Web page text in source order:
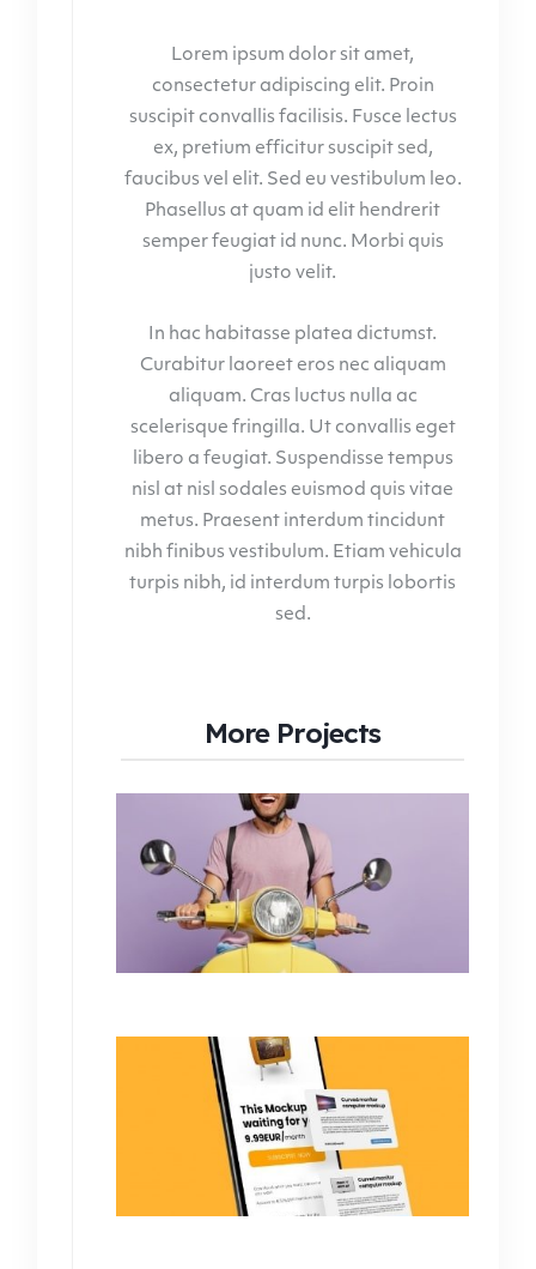
Lorem ipsum dolor sit amet,
consectetur adipiscing elit. Proin
suscipit convallis facilisis. Fusce lectus
ex, pretium efficitur suscipit sed,
faucibus vel elit. Sed eu vestibulum leo.
Phasellus at quam id elit hendrerit
semper feugiat id nunc. Morbi quis
justo velit.
In hac habitasse platea dictumst.
Curabitur laoreet eros nec aliquam
aliquam. Cras luctus nulla ac
scelerisque fringilla. Ut convallis eget
libero a feugiat. Suspendisse tempus
nisl at nisl sodales euismod quis vitae
metus. Praesent interdum tincidunt
nibh finibus vestibulum. Etiam vehicula
turpis nibh, id interdum turpis lobortis
sed.
More Projects